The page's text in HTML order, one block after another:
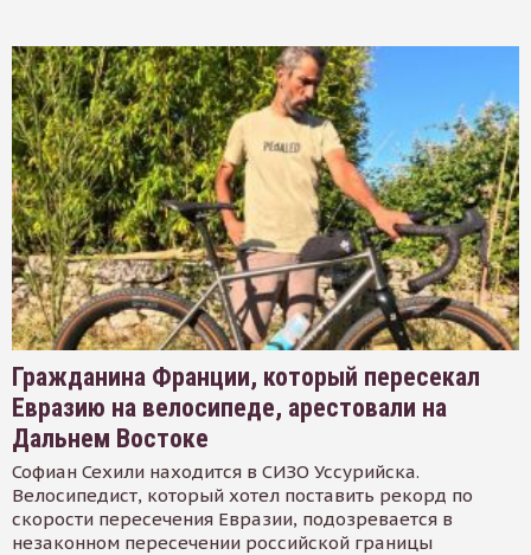
Гражданина Франции, который пересекал
Евразию на велосипеде, арестовали на
Дальнем Востоке
Софиан Сехили находится в СИЗО Уссурийска.
Велосипедист, который хотел поставить рекорд по
скорости пересечения Евразии, подозревается в
незаконном пересечении российской границы